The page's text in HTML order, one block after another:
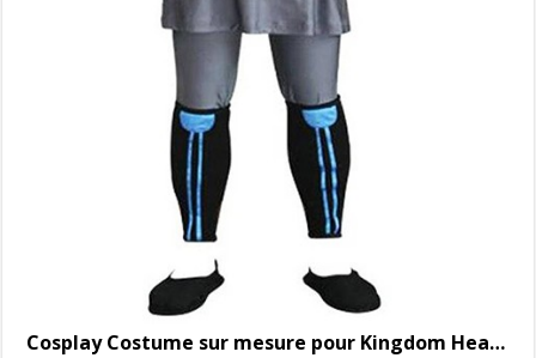
Cosplay Costume sur mesure pour Kingdom Hearts Mulan AC00720